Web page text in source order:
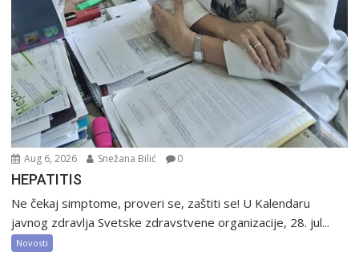
Aug 6, 2026 Snežana Bilić 0
HEPATITIS
Ne čekaj simptome, proveri se, zaštiti se! U Kalendaru
javnog zdravlja Svetske zdravstvene organizacije, 28. jul...
Novosti